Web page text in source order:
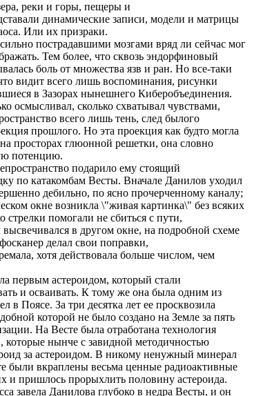
реки и горы, пещеры и
динамические записи, модели и матрицы
Или их призраки.
пострадавшими мозгами вряд ли сейчас мог
Тем более, что сквозь эндорфиновый
боль от множества язв и ран. Но все-таки
видит всего лишь воспоминания, рисунки
в Зазорах нынешнего Киберобъединения.
осмысливал, сколько схватывал чувствами,
всего лишь тень, след былого
прошлого. Но эта проекция как будто могла
просторах глюонной решетки, она словно
потенцию.
подарило ему стоящий
по катакомбам Весты. Вначале Данилов уходил
дебильно, по ясно прочерченному каналу;
окне возникла \"живая картинка\" без всяких
стрелки помогали не сбиться с пути,
в другом окне, на подробной схеме
делал свои поправки,
хотя действовала больше числом, чем
первым астероидом, который стали
и осваивать. К тому же она была одним из
в Поясе. За три десятка лет ее просквозила
которой не было создано на Земле за пять
На Весте была отработана технология
которые нынче с завидной методичностью
за астероидом. В никому ненужный минерал
были вкраплены весьма ценные радиоактивные
и пришлось прорыхлить половину астероида.
завела Данилова глубоко в недра Весты, и он